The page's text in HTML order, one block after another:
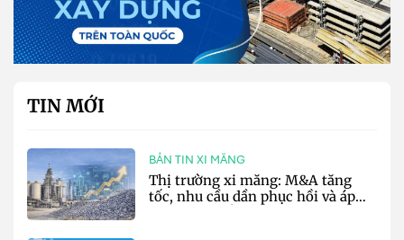
TIN MỚI
BẢN TIN XI MĂNG
Thị trường xi măng: M&A tăng
tốc, nhu cầu dần phục hồi và áp